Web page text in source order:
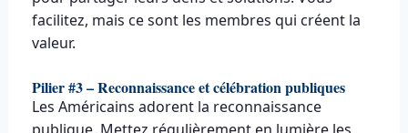
facilitez, mais ce sont les membres qui créent la
valeur.
Pilier #3 – Reconnaissance et célébration publiques
Les Américains adorent la reconnaissance
publique. Mettez régulièrement en lumière les